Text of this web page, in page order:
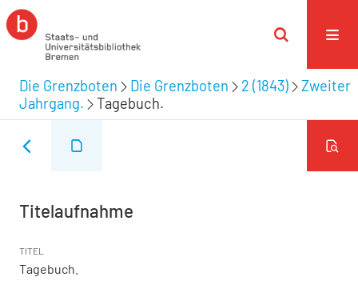
Die Grenzboten Die Grenzboten 2 (1843)
Zweiter
Jahrgang.
Tagebuch.
Titelaufnahme
TITEL
Tagebuch.